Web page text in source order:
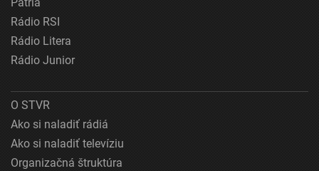
Rádio RSI
Rádio Litera
Rádio Junior
O STVR
Ako si naladiť rádiá
Ako si naladiť televíziu
Organizačná štruktúra